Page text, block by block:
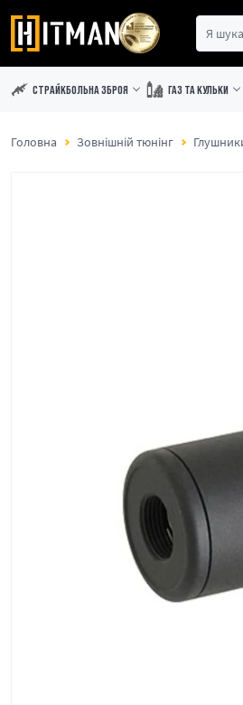
СТРАЙКБОЛЬНА ЗБРОЯ ГАЗ ТА КУЛЬКИ
Головна Зовнішній тюнінг